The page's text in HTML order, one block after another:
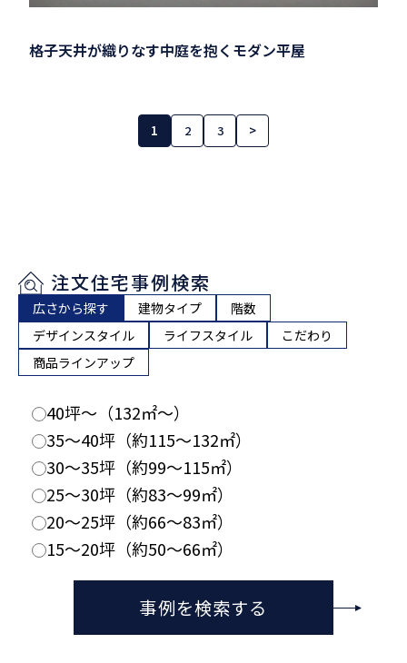
格子天井が織りなす中庭を抱くモダン平屋
1 2 3 >
注文住宅事例検索
広さから探す 建物タイプ
階数
デザインスタイル
ライフスタイル
こだわり
商品ラインアップ
40坪〜（132㎡〜）
35〜40坪（約115〜132㎡）
30〜35坪（約99〜115㎡）
25〜30坪（約83〜99㎡）
20〜25坪（約66〜83㎡）
15〜20坪（約50〜66㎡）
事例を検索する